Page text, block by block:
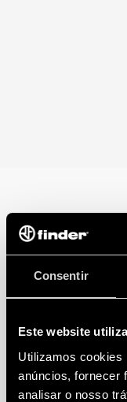
Consentir
Este website
Utilizamos cookies
anúncios, fornecer
analisar o nosso